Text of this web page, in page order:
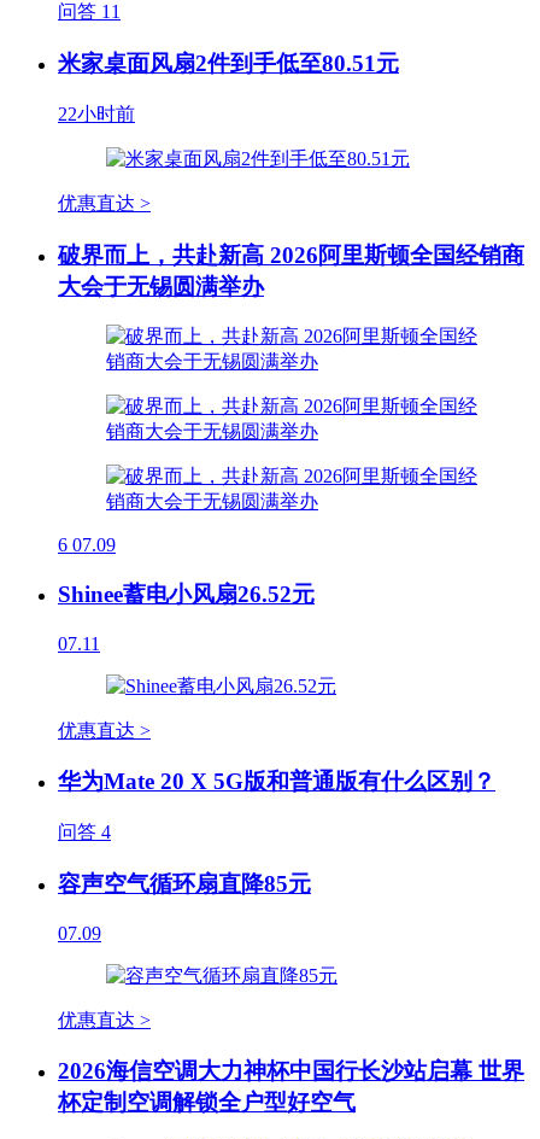
问答 11
米家桌面风扇2件到手低至80.51元
22小时前
优惠直达 >
破界而上，共赴新高 2026阿里斯顿全国经销商
大会于无锡圆满举办
6 07.09
Shinee蓄电小风扇26.52元
07.11
优惠直达 >
华为Mate 20 X 5G版和普通版有什么区别？
问答 4
容声空气循环扇直降85元
07.09
优惠直达 >
2026海信空调大力神杯中国行长沙站启幕 世界
杯定制空调解锁全户型好空气